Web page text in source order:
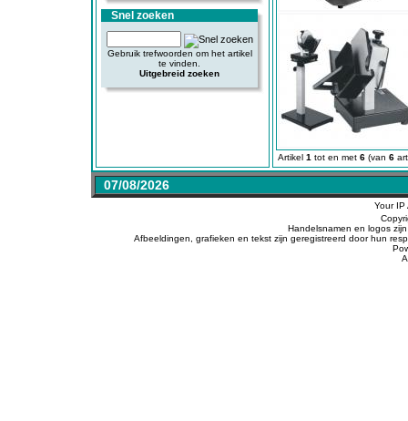
Snel zoeken
Gebruik trefwoorden om het artikel
te vinden.
Uitgebreid zoeken
Artikel 1 tot en met 6 (van 6
07/08/2026
Your IP
Handelsnamen en logos
Afbeeldingen, grafieken en tekst zijn geregistreerd door hun